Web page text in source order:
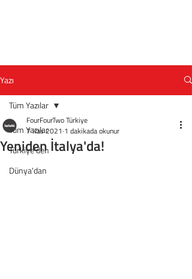
Yazı
Tüm Yazılar
Türkiye'den
Dünya'dan
Tüm Yazılar
Yeniden İtalya'da!
FourFourTwo Türkiye
7 Kas 2021 1 dakikada okunur